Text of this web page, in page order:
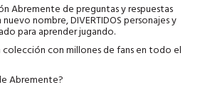
Abremente de preguntas y respuestas
nombre, DIVERTIDOS personajes y
para aprender jugando.
colección con millones de fans en todo el
Abremente?